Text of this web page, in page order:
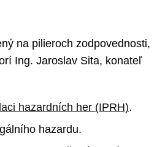
na pilieroch zodpovednosti,
Ing. Jaroslav Sita, konateľ
hazardních her (IPRH).
hazardu.